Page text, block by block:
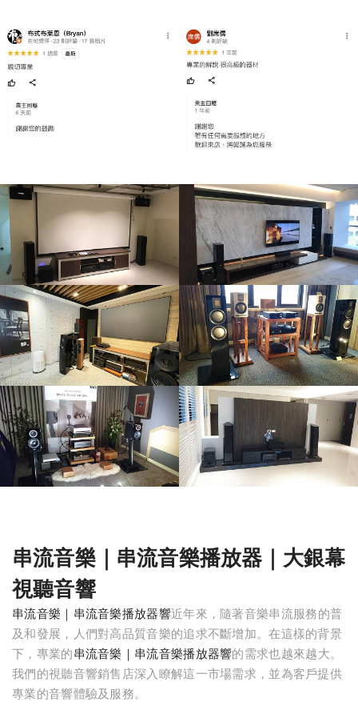
串流音樂｜串流音樂播放器｜大銀幕
視聽音響
串流音樂｜串流音樂播放器響近年來，隨著音樂串流服務的普
及和發展，人們對高品質音樂的追求不斷增加。在這樣的背景
下，專業的串流音樂｜串流音樂播放器響的需求也越來越大。
我們的視聽音響銷售店深入瞭解這一市場需求，並為客戶提供
專業的音響體驗及服務。